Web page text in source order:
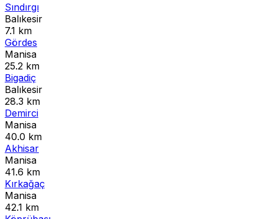
Sındırgı
Balıkesir
7.1 km
Gördes
Manisa
25.2 km
Bigadiç
Balıkesir
28.3 km
Demirci
Manisa
40.0 km
Akhisar
Manisa
41.6 km
Kırkağaç
Manisa
42.1 km